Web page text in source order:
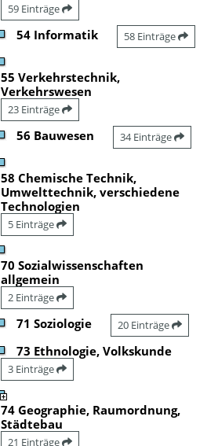
59 Einträge
54 Informatik 58 Einträge
55 Verkehrstechnik,
Verkehrswesen
23 Einträge
56 Bauwesen 34 Einträge
58 Chemische Technik,
Umwelttechnik, verschiedene
Technologien
5 Einträge
70 Sozialwissenschaften
allgemein
2 Einträge
71 Soziologie 20 Einträge
73 Ethnologie, Volkskunde
3 Einträge
74 Geographie, Raumordnung,
Städtebau
21 Einträge